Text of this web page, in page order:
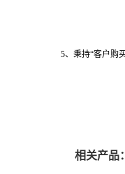
5、秉持“客户购
相关产品：